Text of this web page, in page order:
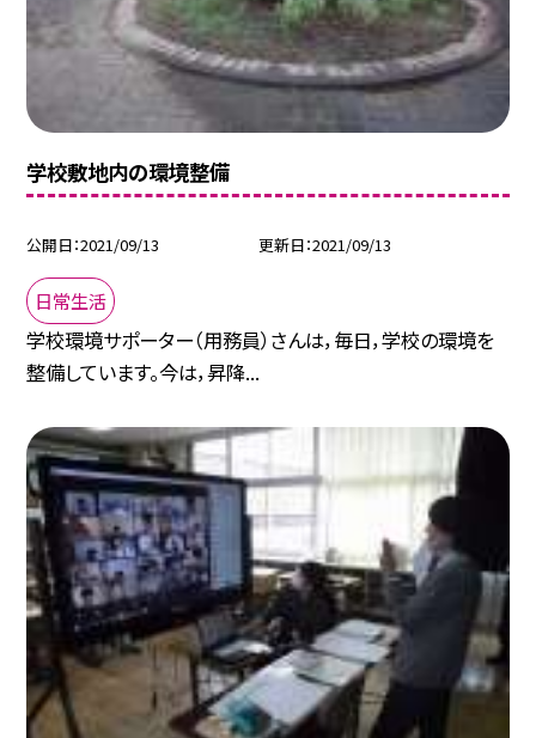
学校敷地内の環境整備
公開日 2021/09/13 更新日 2021/09/13
日常生活
学校環境サポーター（用務員）さんは，毎日，学校の環境を
整備しています。今は，昇降...